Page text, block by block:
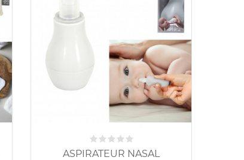
ASPIRATEUR NASAL